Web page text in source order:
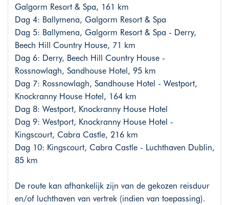
Galgorm Resort & Spa, 161 km
Dag 4: Ballymena, Galgorm Resort & Spa
Dag 5: Ballymena, Galgorm Resort & Spa - Derry,
Beech Hill Country House, 71 km
Dag 6: Derry, Beech Hill Country House -
Rossnowlagh, Sandhouse Hotel, 95 km
Dag 7: Rossnowlagh, Sandhouse Hotel - Westport,
Knockranny House Hotel, 164 km
Dag 8: Westport, Knockranny House Hotel
Dag 9: Westport, Knockranny House Hotel -
Kingscourt, Cabra Castle, 216 km
Dag 10: Kingscourt, Cabra Castle - Luchthaven Dublin,
85 km
De route kan afhankelijk zijn van de gekozen reisduur
en/of luchthaven van vertrek (indien van toepassing).